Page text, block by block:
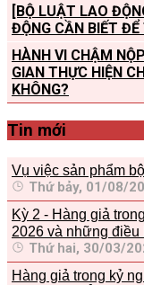
[BỘ LUẬT LAO
ĐỘNG CẦN BIẾT
HÀNH VI CHẬM
GIAN THỰC HIỆN
KHÔNG?
Tin mới
Vụ việc sản phẩm
Thứ bảy, 01/08/
Kỳ 2 - Hàng giả
2026 và những điều
Thứ hai, 30/03/
Hàng giả trong kỷ